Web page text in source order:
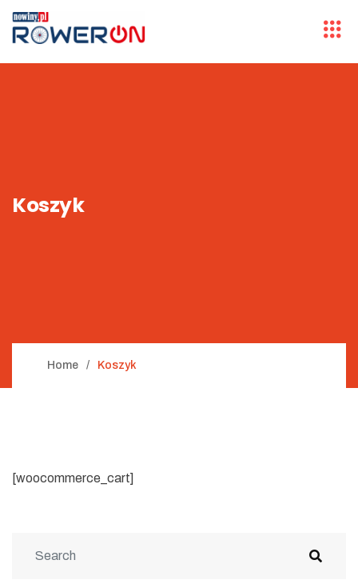
Koszyk
Home Koszyk
[woocommerce_cart]